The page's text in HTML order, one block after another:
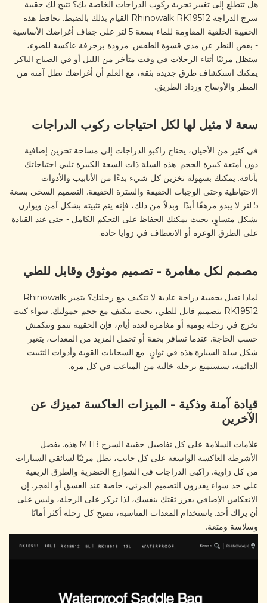
هل تتطلع إلى تغيير تجربة ركوب الدراجات الخاصة بك؟ تتيح لك حقيبة
سرج الدراجة Rhinowalk RK19512 القيام بذلك بالضبط. تحافظ هذه
الحقيبة الخلفية المقاومة للماء بسعة 5 لتر على جفاف أغراضك الأساسية
- بغض النظر عن مدى قسوة الطقس. مزودة بزخرفة عاكسة للضوء،
ستظل مرئيًا أثناء الرحلات في وقت متأخر من الليل أو في الصباح الباكر.
يمكنك استكشاف طرق جديدة بثقة، مع العلم أن أغراضك تظل آمنة من
المطر والأوساخ ورذاذ الطريق.
سعة لا مثيل لها لكل احتياجات ركوب الدراجات
في كثير من الأحيان، يحتاج راكبو الدراجات إلى مساحة تخزين إضافية
دون أمتعة كبيرة الحجم. هذه السلة ذات السعة الكبيرة تلبي احتياجاتك
بأناقة. يمكنك بسهولة تخزين كل شيء بدءًا من الأنابيب والأدوات
الاحتياطية وحتى الوجبات الخفيفة والسترة الخفيفة. التصميم السخي بسعة
5 لتر لا يبدو مرهقًا أبدًا. وبدلاً من ذلك، فإنه يتم تثبيته بشكل آمن ويوازن
بشكل متساوٍ، بحيث يمكنك الحفاظ على التحكم الكامل - حتى عند القيادة
على الطرق الوعرة أو الانعطاف في زوايا حادة.
مصمم لكل مغامرة - تصميم موثوق وقابل للطي
لماذا تقبل بحقيبة دراجة عادية لا تتكيف مع رحلتك؟ يتميز Rhinowalk
RK19512 بتصميم قابل للطي، بحيث يتكيف مع حجم حمولتك. سواء كنت
تخرج في رحلة يومية أو مغامرة لعدة أيام، فإن الحقيبة تنمو وتنكمش
حسب الحاجة. عندما تسافر بخفة أو تحمل المزيد من المعدات، يتغير
شكل سلة السيارة هذه في ثوانٍ. مع السحابات القوية وأدوات التثبيت
الدائمة، ستستمتع برحلة خالية من المتاعب في كل مرة.
قيادة آمنة وذكية - الميزات العاكسة تميزك عن
الآخرين
علامات السلامة على كل تفاصيل حقيبة السرج MTB هذه. بفضل
الأشرطة العاكسة الواسعة على كل جانب، تظل مرئيًا لسائقي السيارات
من كل زاوية. راكبي الدراجات في الشوارع الحضرية والطرق الريفية
على حد سواء يقدرون التصميم المرئي، خاصة عند الغسق أو الفجر. إن
الانعكاس الإضافي يعزز ثقتك بنفسك، لذا تركز على الرحلة، وليس على
أن يراك أحد. باستخدام المعدات المناسبة، تصبح كل رحلة أكثر أمانًا
وسلاسة ومتعة.